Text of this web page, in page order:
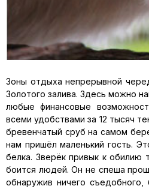
Зоны отдыха непрерывной
Золотого залива. Здесь можно
любые финансовые
всеми удобствами за 12 тысяч
бревенчатый сруб на самом
нам пришёл маленький гость.
белка. Зверёк привык к обилию
боится людей. Он не спеша
обнаружив ничего